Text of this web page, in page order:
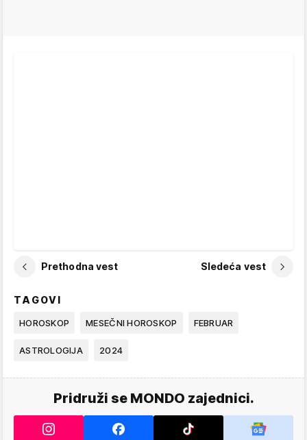
Prethodna vest Sledeća vest
TAGOVI
HOROSKOP MESEČNI HOROSKOP FEBRUAR
ASTROLOGIJA 2024
Pridruži se MONDO zajednici.